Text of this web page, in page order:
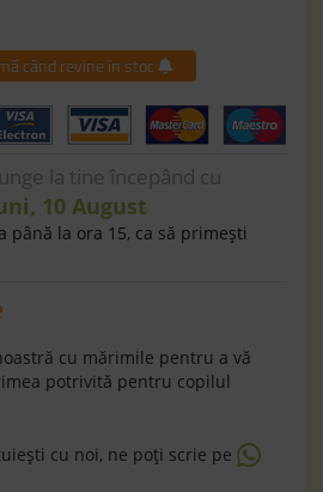
când revine în stoc
la tine începând cu
10 August
până la ora 15, ca să primeşti
cu mărimile pentru a vă
potrivită pentru copilul
cu noi, ne poţi scrie pe